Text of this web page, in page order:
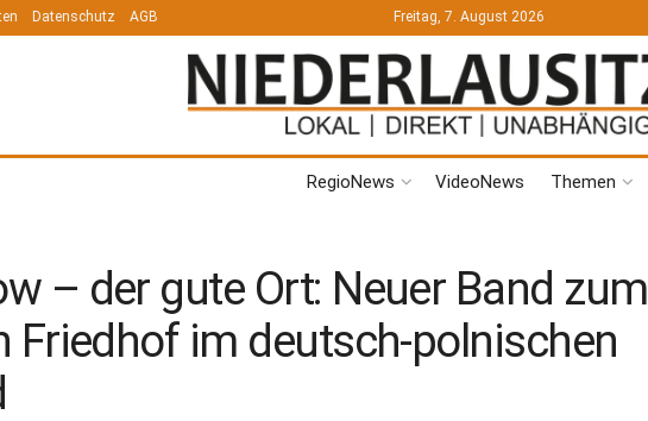
Datenschutz AGB Freitag, 7. August 2026
RegioNews VideoNews Themen
– der gute Ort: Neuer Band zum
Friedhof im deutsch-polnischen